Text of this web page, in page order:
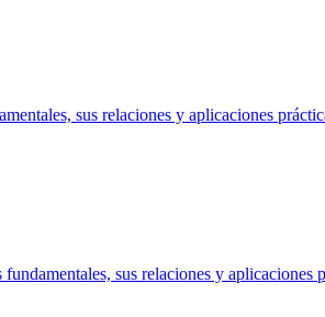
sus relaciones y aplicaciones
sus relaciones y aplicaciones